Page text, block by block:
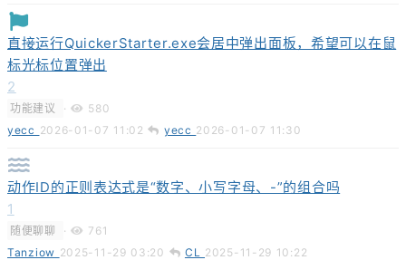
直接运行QuickerStarter.exe会居中弹出面板，希望可以在鼠
标光标位置弹出
2
功能建议 ·
580
yecc 2026-01-07 11:02 yecc 2026-01-07 11:30
动作ID的正则表达式是“数字、小写字母、-”的组合吗
1
随便聊聊 ·
761
Tanziow 2025-11-29 03:20 CL 2025-11-29 10:22